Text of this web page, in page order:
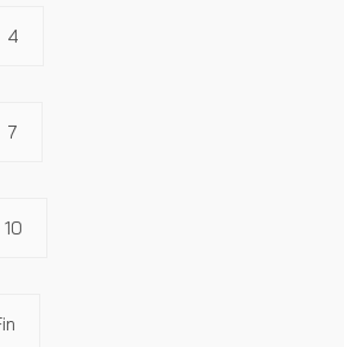
4
7
10